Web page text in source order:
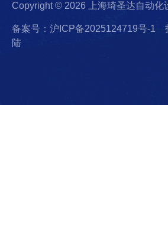
Copyright © 2026 上海琦圣达自动化
备案号：沪ICP备2025124719号-1
陆